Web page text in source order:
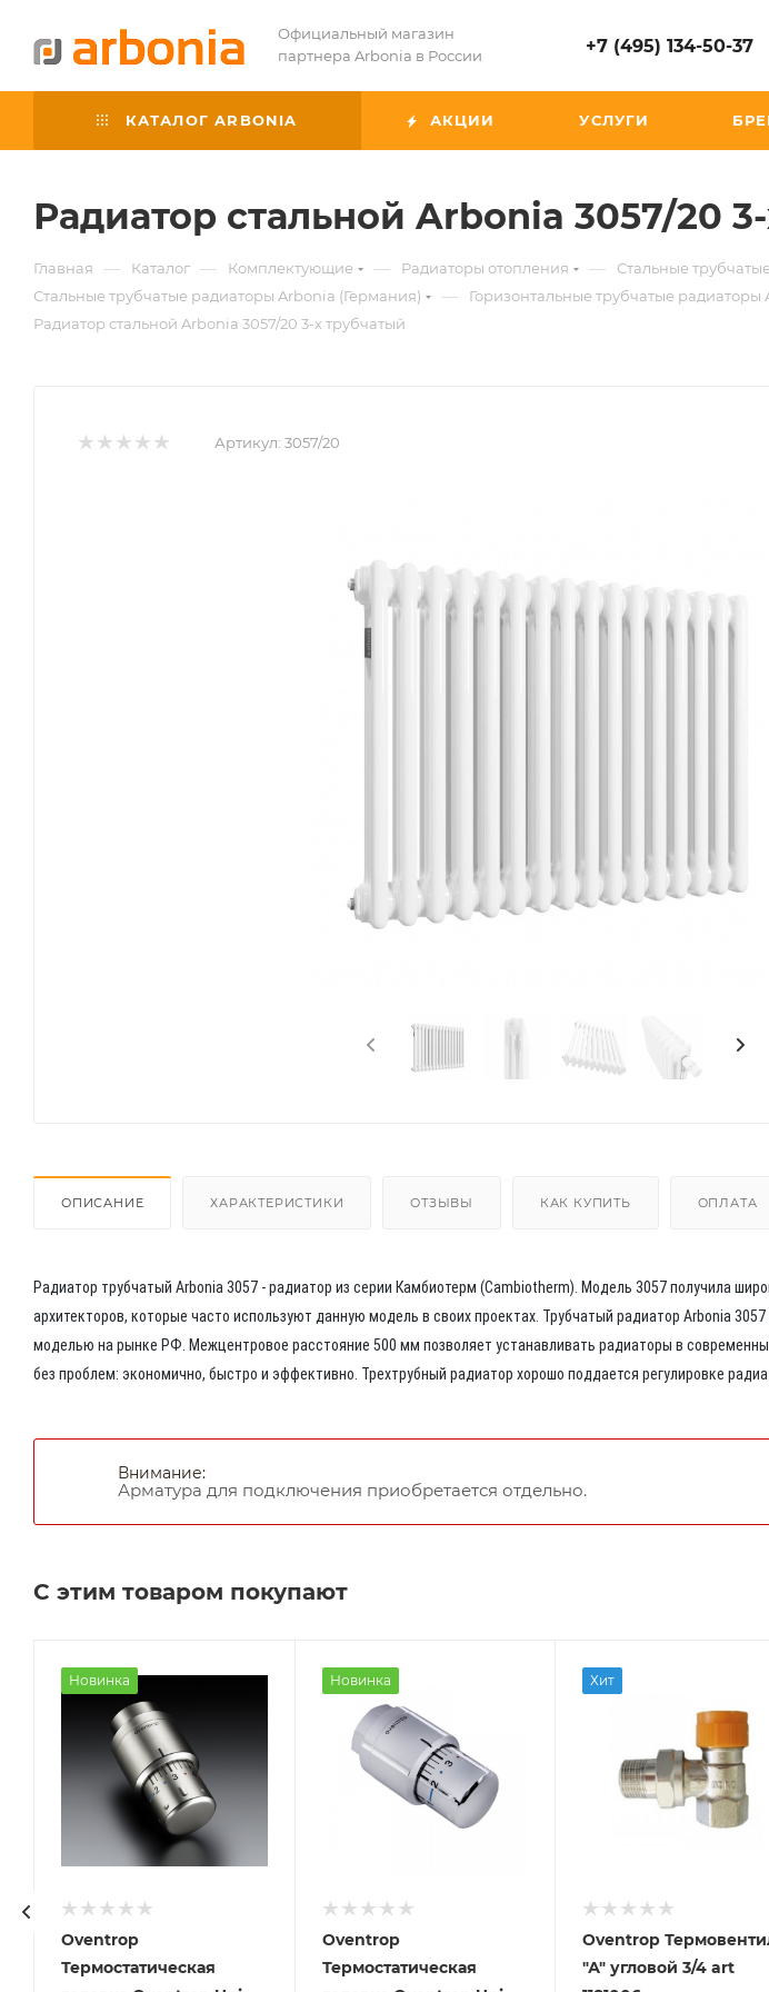
Официальный магазин
партнера Arbonia в России
+7 (495) 134-50-37
КАТАЛОГ ARBONIA АКЦИИ УСЛУГИ
Радиатор стальной Arbonia 3057/20
Главная — Каталог — Комплектующие — Радиаторы отопления — Стальные
Стальные трубчатые радиаторы Arbonia (Германия) — Горизонтальные трубчатые радиаторы
Радиатор стальной Arbonia 3057/20 3-х трубчатый
Артикул: 3057/20
ОПИСАНИЕ ХАРАКТЕРИСТИКИ ОТЗЫВЫ КАК КУПИТЬ ОПЛАТА
Радиатор трубчатый Arbonia 3057 - радиатор из серии Камбиотерм (Cambiotherm). Модель 3057 получила
архитекторов, которые часто используют данную модель в своих проектах. Трубчатый радиатор Arbonia
моделью на рынке РФ. Межцентровое расстояние 500 мм позволяет устанавливать радиаторы в
без проблем: экономично, быстро и эффективно. Трехтрубный радиатор хорошо поддается регулировке
Внимание:
Арматура для подключения приобретается отдельно.
С этим товаром покупают
Новинка
Oventrop
Термостатическая
Новинка
Oventrop
Термостатическая
Хит
Oventrop
"А" угловой 3/4 art